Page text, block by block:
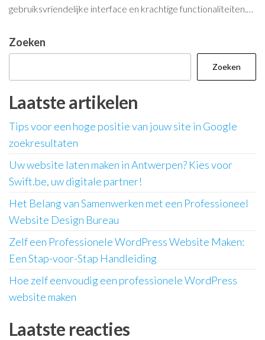
gebruiksvriendelijke interface en krachtige functionaliteiten.…
Zoeken
Zoeken
Laatste artikelen
Tips voor een hoge positie van jouw site in Google
zoekresultaten
Uw website laten maken in Antwerpen? Kies voor
Swift.be, uw digitale partner!
Het Belang van Samenwerken met een Professioneel
Website Design Bureau
Zelf een Professionele WordPress Website Maken:
Een Stap-voor-Stap Handleiding
Hoe zelf eenvoudig een professionele WordPress
website maken
Laatste reacties